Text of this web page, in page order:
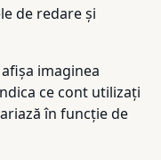
de redare și
imaginea
ce cont utilizați
în funcție de